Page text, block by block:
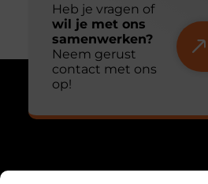
Heb je vragen of
wil je met ons
samenwerken?
Neem gerust
contact met ons
op!